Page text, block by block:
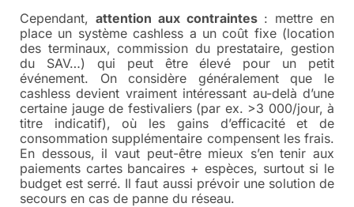
Cependant, attention aux contraintes: mettre en
place un système cashless a un coût fixe (location
des terminaux, commission du prestataire, gestion
du SAV…) qui peut être élevé pour un petit
événement. On considère généralement que le
cashless devient vraiment intéressant au-delà d’une
certaine jauge de festivaliers (par ex. >3 000/jour, à
titre indicatif), où les gains d’efficacité et de
consommation supplémentaire compensent les frais.
En dessous, il vaut peut-être mieux s’en tenir aux
paiements cartes bancaires + espèces, surtout si le
budget est serré. Il faut aussi prévoir une solution de
secours en cas de panne du réseau.